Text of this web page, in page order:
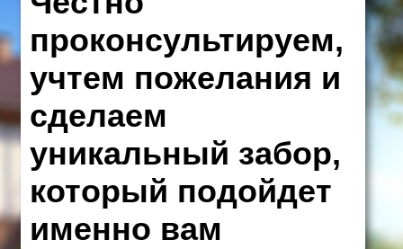
проконсультируем,
учтем пожелания и
сделаем
уникальный забор,
который подойдет
именно вам